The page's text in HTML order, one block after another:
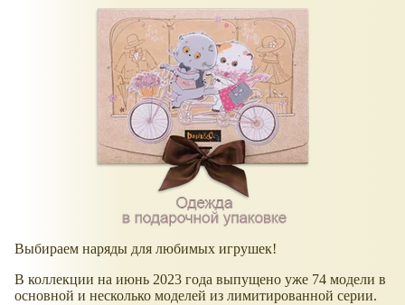
Выбираем наряды для любимых игрушек!
В коллекции на июнь 2023 года выпущено уже 74 модели в
основной и несколько моделей из лимитированной серии.